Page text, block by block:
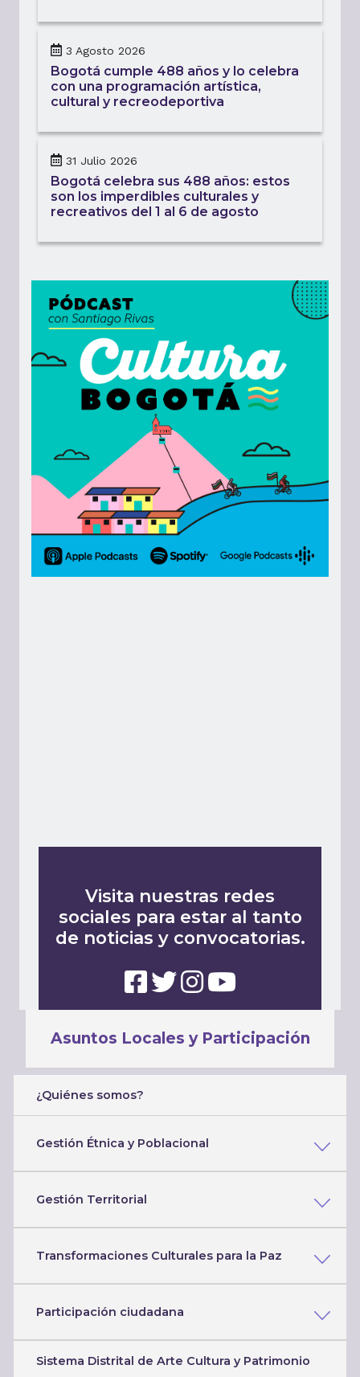
Asuntos Locales y Participación
¿Quiénes somos?
Gestión Étnica y Poblacional
Gestión Territorial
Transformaciones Culturales para la Paz
Participación ciudadana
Sistema Distrital de Arte Cultura y Patrimonio
3 Agosto 2026
Bogotá cumple 488 años y lo celebra
con una programación artística,
cultural y recreodeportiva
31 Julio 2026
Bogotá celebra sus 488 años: estos
son los imperdibles culturales y
recreativos del 1 al 6 de agosto
Visita nuestras redes
sociales para estar al tanto
de noticias y convocatorias.